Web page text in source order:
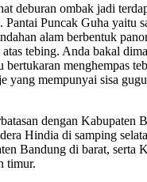
deburan ombak jadi
Puncak Guha yaitu
alam berbentuk
tebing. Anda bakal
bertukaran menghempas
yang mempunyai sisa
dengan Kabupaten
Hindia di samping
Bandung di barat, serta
timur.